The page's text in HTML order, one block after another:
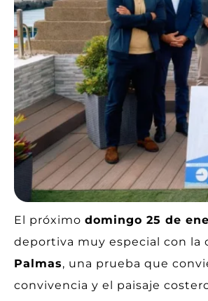
El próximo domingo 25 de
deportiva muy especial con la
Palmas, una prueba que
convivencia y el paisaje